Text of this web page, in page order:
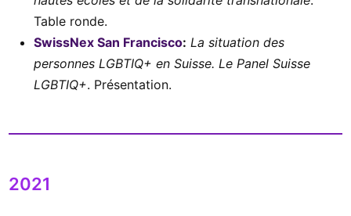
Table ronde.
SwissNex San Francisco: La situation des
personnes LGBTIQ+ en Suisse. Le Panel Suisse
LGBTIQ+. Présentation.
2021